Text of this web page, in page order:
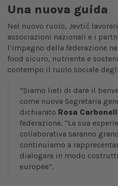
Una nuova guida
Nel nuovo ruolo, Jevtić
associazioni nazionali e i
l’impegno della federazione
food sicuro, nutriente e
contempo il ruolo sociale
“Siamo lieti di dare il
come nuova Segretaria
dichiarato Rosa Carbonell
federazione. “La sua
collaborativa saranno
continuiamo a
dialogare in modo
europee”.